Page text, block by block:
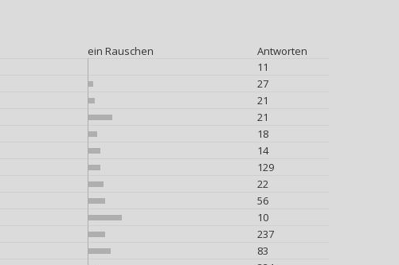
ein Rauschen
Antworten
11
27
21
21
18
14
129
22
56
10
237
83